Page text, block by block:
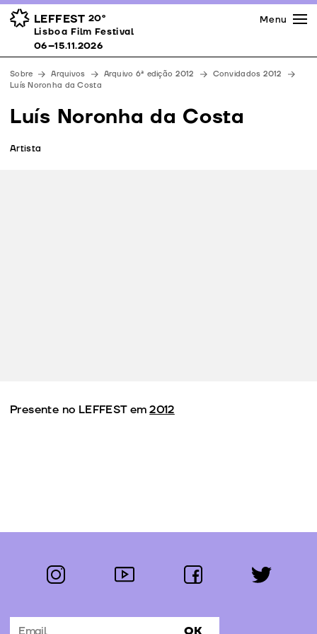
LEFFEST 20º
Lisboa Film Festival 06–15.11.2026
Prémios
Espaços
Apoios
Equipa
Downloads
Contactos
Menu
Lisboa Film Festival
06–15.11.2026
Sobre Arquivos Arquivo 6ª edição 2012
Convidados 2012
Luís Noronha da Costa
Luís Noronha da Costa
Artista
Presente no LEFFEST em2012
Segue-nos:
instagram youtube facebook twitter